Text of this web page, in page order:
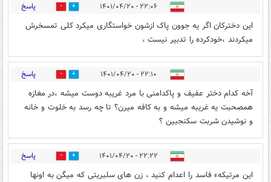
۲۲:۰۶ - ۱۴۰۱/۰۴/۲۰ 7 پاسخ
این دخترکان اگر یه جوون پاک ازشون خواستگاری میکرد کلی تمسخرش
میکردند ،خودکرده را تدبیر نیست ،
۲۲:۱۰ - ۱۴۰۱/۰۴/۲۰ 9 پاسخ
آخه کدام دختر عفیف و پاکدامنی با مرد غریبه دوست میشه ،در مغازه
همصحبت یه غریبه میشه و به کافه میرن؟ تا چه رسد به خلوت و خانه
و نوشیدن شربت سکنجبین ؟
۲۲:۲۲ - ۱۴۰۱/۰۴/۲۰ 5 پاسخ
این مرتیکهء فاسد را اعدام کنید ، زن های سلبریتی که میگن به اونها